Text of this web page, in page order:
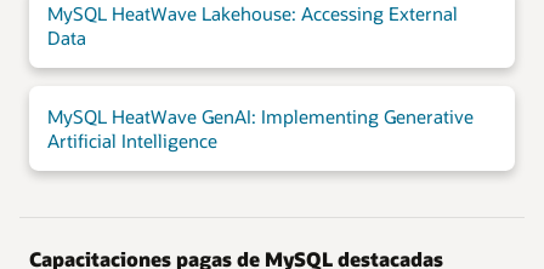
MySQL HeatWave Lakehouse: Accessing External
Data
MySQL HeatWave GenAI: Implementing Generative
Artificial Intelligence
Capacitaciones pagas de MySQL destacadas